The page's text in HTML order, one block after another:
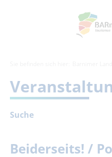
Suche
Beiderseits! /